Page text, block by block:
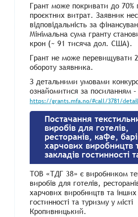
Грант може покривати до 70%
проєктних витрат. Заявник
відповідальність за
Мінімальна сума гранту
крон (~ 91 тисяча дол. США).
Грант не може перевищувати
обороту заявника.
З детальними умовами
ознайомитися за посиланням –
https://grants.mfa.no/#call/3781/
Постачання
виробів для готелів,
ресторанів, кафе,
харчових виробництв
закладів гостинності
ТОВ «ТДГ 38» є виробником
виробів для готелів,
харчових виробництв та інших
гостинності та туризму у місті
Кропивницький.